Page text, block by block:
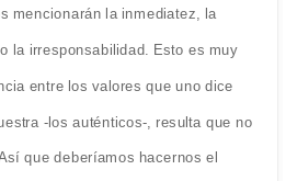
mencionarán la inmediatez, la
la irresponsabilidad. Esto es muy
entre los valores que uno dice
-los auténticos-, resulta que no
que deberíamos hacernos el